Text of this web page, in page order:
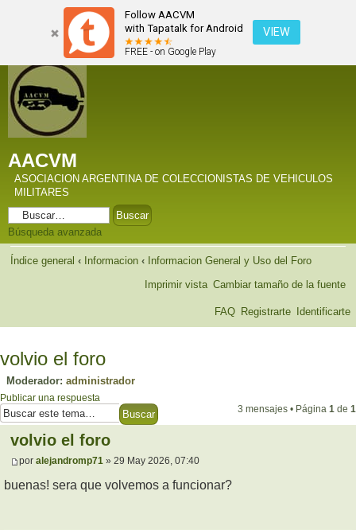
Follow AACVM
with Tapatalk for Android
FREE - on Google Play
VIEW
AACVM
ASOCIACION ARGENTINA DE COLECCIONISTAS DE VEHICULOS
MILITARES
Búsqueda avanzada
Índice general ‹ Informacion ‹ Informacion General y Uso del Foro
Cambiar tamaño de la fuente
Imprimir vista
FAQ Registrarte Identificarte
volvio el foro
Moderador: administrador
Publicar una respuesta
3 mensajes • Página 1 de 1
volvio el foro
por alejandromp71 » 29 May 2026, 07:40
buenas! sera que volvemos a funcionar?